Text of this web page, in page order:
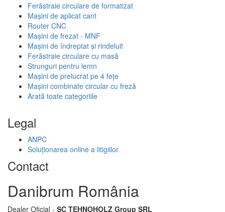
Ferăstraie circulare de formatizat
Mașini de aplicat cant
Router CNC
Mașini de frezat - MNF
Mașini de îndreptat și rindeluit
Ferăstraie circulare cu masă
Strunguri pentru lemn
Mașini de prelucrat pe 4 fețe
Mașini combinate circular cu freză
Arată toate categoriile
Legal
ANPC
Soluționarea online a litigiilor
Contact
Danibrum România
Dealer Oficial - SC TEHNOHOLZ Group SRL